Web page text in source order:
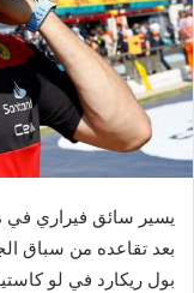
د
ا
إ
ل
ك
و
ن
ي
يسير سائق فيراري في
بول ريكارد في لو